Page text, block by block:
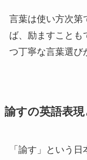
言葉は使い方次第
ば、励ますことも
つ丁寧な言葉選び
諭すの英語表
「諭す」という